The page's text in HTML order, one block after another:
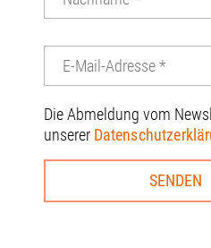
Die Abmeldung vom
unserer